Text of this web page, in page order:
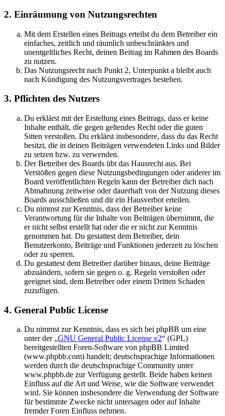
2. Einräumung von Nutzungsrechten
Mit dem Erstellen eines Beitrags erteilst du dem Betreiber ein
einfaches, zeitlich und räumlich unbeschränktes und
unentgeltliches Recht, deinen Beitrag im Rahmen des Boards
zu nutzen.
Das Nutzungsrecht nach Punkt 2, Unterpunkt a bleibt auch
nach Kündigung des Nutzungsvertrages bestehen.
3. Pflichten des Nutzers
Du erklärst mit der Erstellung eines Beitrags, dass er keine
Inhalte enthält, die gegen geltendes Recht oder die guten
Sitten verstoßen. Du erklärst insbesondere, dass du das Recht
besitzt, die in deinen Beiträgen verwendeten Links und Bilder
zu setzen bzw. zu verwenden.
Der Betreiber des Boards übt das Hausrecht aus. Bei
Verstößen gegen diese Nutzungsbedingungen oder anderer im
Board veröffentlichten Regeln kann der Betreiber dich nach
Abmahnung zeitweise oder dauerhaft von der Nutzung dieses
Boards ausschließen und dir ein Hausverbot erteilen.
Du nimmst zur Kenntnis, dass der Betreiber keine
Verantwortung für die Inhalte von Beiträgen übernimmt, die
er nicht selbst erstellt hat oder die er nicht zur Kenntnis
genommen hat. Du gestattest dem Betreiber, dein
Benutzerkonto, Beiträge und Funktionen jederzeit zu löschen
oder zu sperren.
Du gestattest dem Betreiber darüber hinaus, deine Beiträge
abzuändern, sofern sie gegen o. g. Regeln verstoßen oder
geeignet sind, dem Betreiber oder einem Dritten Schaden
zuzufügen.
4. General Public License
Du nimmst zur Kenntnis, dass es sich bei phpBB um eine
unter der „GNU General Public License v2“ (GPL)
bereitgestellten Foren-Software von phpBB Limited
(www.phpbb.com) handelt; deutschsprachige Informationen
werden durch die deutschsprachige Community unter
www.phpbb.de zur Verfügung gestellt. Beide haben keinen
Einfluss auf die Art und Weise, wie die Software verwendet
wird. Sie können insbesondere die Verwendung der Software
für bestimmte Zwecke nicht untersagen oder auf Inhalte
fremder Foren Einfluss nehmen.